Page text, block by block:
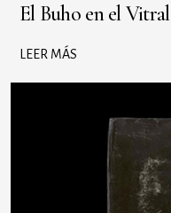
El Buho en el Vitral
LEER MÁS